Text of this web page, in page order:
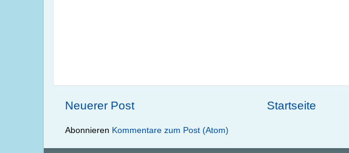
Neuerer Post Startseite
Abonnieren Kommentare zum Post (Atom)